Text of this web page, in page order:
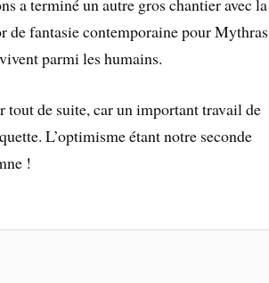
a terminé un autre gros chantier avec la
de fantasie contemporaine pour Mythras
parmi les humains.
tout de suite, car un important travail de
L’optimisme étant notre seconde
!